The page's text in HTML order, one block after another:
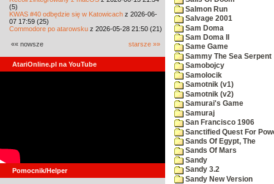
(5)
KWAS #40 odbędzie się w Katowicach z 2026-06-
07 17:59 (25)
Commodore po atarowsku z 2026-05-28 21:50 (21)
«« nowsze starsze »»
AtariOnline.pl na YouTube
Pomocnik/Helper
Salmon Run
Salvage 2001
Sam Doma
Sam Doma II
Same Game
Sammy The Sea Serpent
Samobojcy
Samolocik
Samotnik (v1)
Samotnik (v2)
Samurai's Game
Samuraj
San Francisco 1906
Sanctified Quest For
Sands Of Egypt, The
Sands Of Mars
Sandy
Sandy 3.2
Sandy New Version